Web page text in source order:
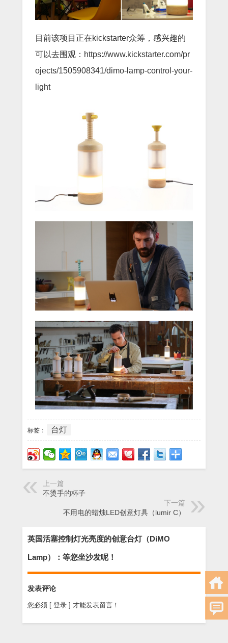
目前该项目正在kickstarter众筹，感兴趣的
可以去围观：https://www.kickstarter.com/pr
ojects/1505908341/dimo-lamp-control-your-
light
标签： 台灯
上一篇
不烫手的杯子
下一篇
不用电的蜡烛LED创意灯具（lumir C）
英国活塞控制灯光亮度的创意台灯（DiMO
Lamp）：等您坐沙发呢！
发表评论
您必须 [ 登录 ] 才能发表留言！